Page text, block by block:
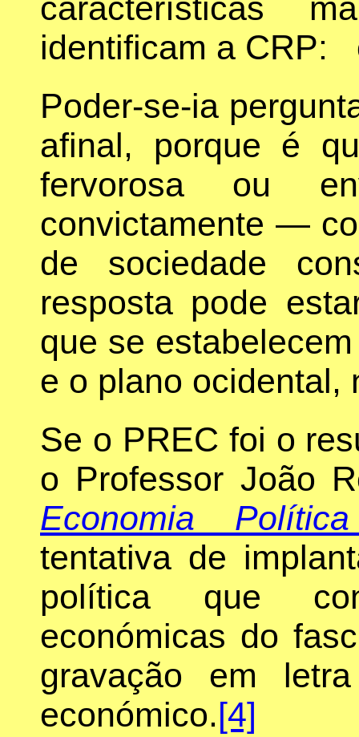
características
identificam a CRP:
Poder-se-ia
afinal, porque é
fervorosa ou
convictamente —
de sociedade
resposta pode
que se
e o plano ocidental,
Se o PREC foi o
o Professor João
Economia
tentativa de
política que
económicas do
gravação em
económico.[4]